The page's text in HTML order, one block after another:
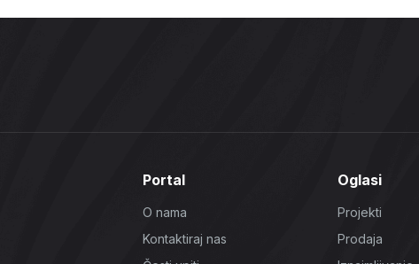
Portal
O nama
Kontaktiraj nas
Oglasi
Projekti
Prodaja